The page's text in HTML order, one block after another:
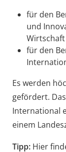
für den
und
Wirtschaft
für den
Es werden
gefördert.
International
einem
Tipp:Hier